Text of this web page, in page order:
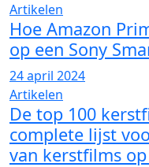
Artikelen
Hoe Amazon
op een Sony
24 april 2024
Artikelen
De top 100
complete lijst
van kerstfilms